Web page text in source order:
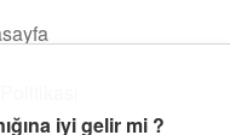
iyi gelir mi ?